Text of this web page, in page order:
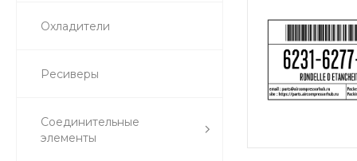
Охладители
Ресиверы
Соединительные
элементы